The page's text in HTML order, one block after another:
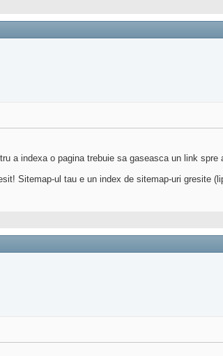
a indexa o pagina trebuie sa gaseasca un link
Sitemap-ul tau e un index de sitemap-uri gresite